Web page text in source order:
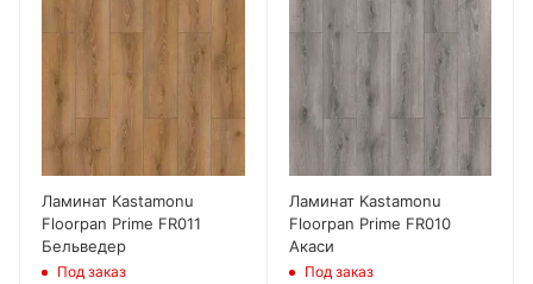
Ламинат Kastamonu
Floorpan Prime FR011
Бельведер
Под заказ
Ламинат Kastamonu
Floorpan Prime FR010
Акаси
Под заказ